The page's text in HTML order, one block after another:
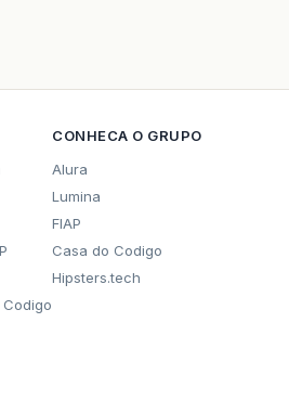
CONHECA O GRUPO
Alura
Lumina
FIAP
Casa do Codigo
Hipsters.tech